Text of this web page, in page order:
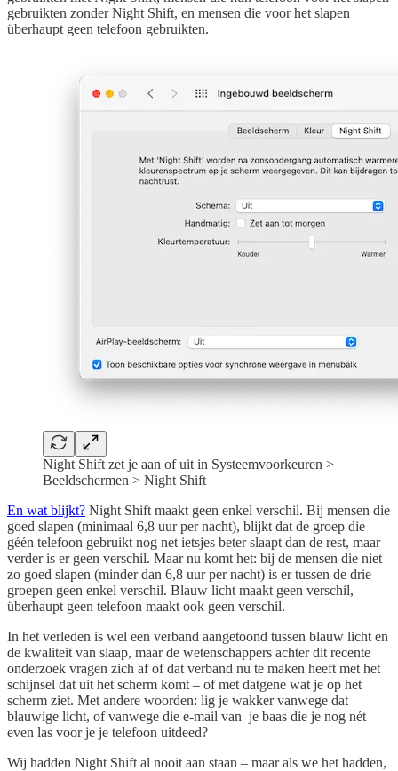
gebruikten zonder Night Shift, en mensen die voor het slapen
überhaupt geen telefoon gebruikten.
Night Shift zet je aan of uit in Systeemvoorkeuren >
Beeldschermen > Night Shift
En wat blijkt? Night Shift maakt geen enkel verschil. Bij mensen die
goed slapen (minimaal 6,8 uur per nacht), blijkt dat de groep die
géén telefoon gebruikt nog net ietsjes beter slaapt dan de rest, maar
verder is er geen verschil. Maar nu komt het: bij de mensen die niet
zo goed slapen (minder dan 6,8 uur per nacht) is er tussen de drie
groepen geen enkel verschil. Blauw licht maakt geen verschil,
überhaupt geen telefoon maakt ook geen verschil.
In het verleden is wel een verband aangetoond tussen blauw licht en
de kwaliteit van slaap, maar de wetenschappers achter dit recente
onderzoek vragen zich af of dat verband nu te maken heeft met het
schijnsel dat uit het scherm komt – of met datgene wat je op het
scherm ziet. Met andere woorden: lig je wakker vanwege dat
blauwige licht, of vanwege die e-mail van je baas die je nog nét
even las voor je je telefoon uitdeed?
Wij hadden Night Shift al nooit aan staan – maar als we het hadden,